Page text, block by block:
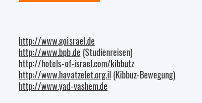
http://www.goisrael.de
http://www.bpb.de (Studienreisen)
http://hotels-of-israel.com/kibbutz
http://www.havatzelet.org.il (Kibbuz-Bewegung)
http://www.yad-vashem.de